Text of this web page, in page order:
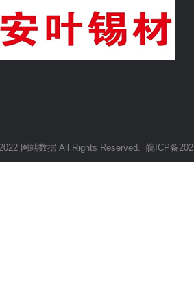
网站数据 All Rights Reserved. 皖ICP备